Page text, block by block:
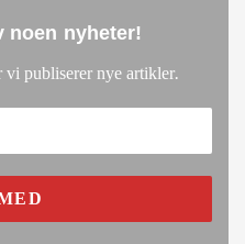
noen nyheter!
vi publiserer nye artikler.